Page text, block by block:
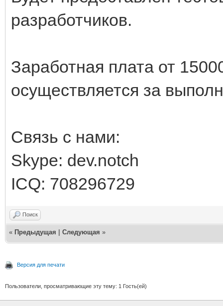
разработчиков.
Заработная плата от
осуществляется за
Связь с нами:
Skype: dev.notch
ICQ: 708296729
Поиск
« Предыдущая Следующая »
Версия для печати
Пользователи, просматривающие эту тему: 1 Гость(ей)